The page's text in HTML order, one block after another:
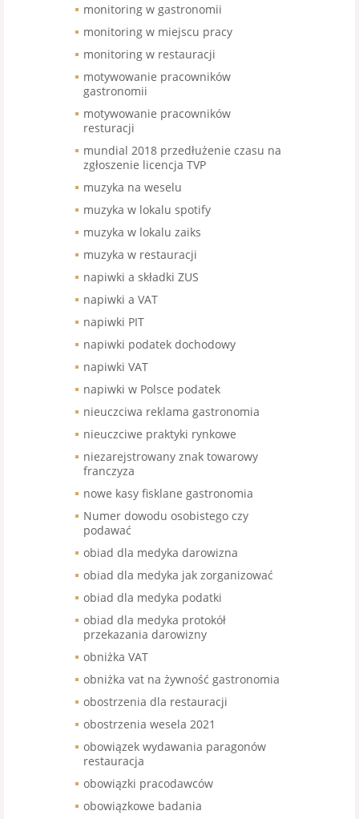
monitoring w gastronomii
monitoring w miejscu pracy
monitoring w restauracji
motywowanie pracowników
gastronomii
motywowanie pracowników
resturacji
mundial 2018 przedłużenie czasu na
zgłoszenie licencja TVP
muzyka na weselu
muzyka w lokalu spotify
muzyka w lokalu zaiks
muzyka w restauracji
napiwki a składki ZUS
napiwki a VAT
napiwki PIT
napiwki podatek dochodowy
napiwki VAT
napiwki w Polsce podatek
nieuczciwa reklama gastronomia
nieuczciwe praktyki rynkowe
niezarejstrowany znak towarowy
franczyza
nowe kasy fisklane gastronomia
Numer dowodu osobistego czy
podawać
obiad dla medyka darowizna
obiad dla medyka jak zorganizować
obiad dla medyka podatki
obiad dla medyka protokół
przekazania darowizny
obniżka VAT
obniżka vat na żywność gastronomia
obostrzenia dla restauracji
obostrzenia wesela 2021
obowiązek wydawania paragonów
restauracja
obowiązki pracodawców
obowiązkowe badania